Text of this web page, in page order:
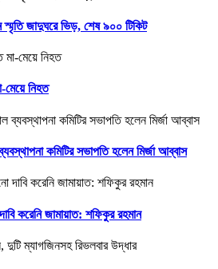
জাদুঘরে ভিড়, শেষ ৯০০ টিকিট
মেয়ে নিহত
কমিটির সভাপতি হলেন মির্জা আব্বাস
করেনি জামায়াত: শফিকুর রহমান